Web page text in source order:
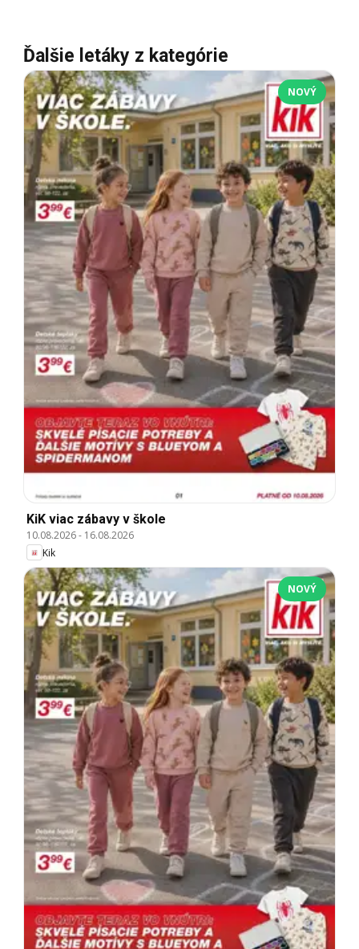
Ďalšie letáky z kategórie
NOVÝ
KiK viac zábavy v škole
10.08.2026- 16.08.2026
Kik
NOVÝ